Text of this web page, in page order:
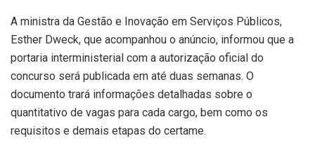
A ministra da Gestão e Inovação em Serviços Públicos,
Esther Dweck, que acompanhou o anúncio, informou que a
portaria interministerial com a autorização oficial do
concurso será publicada em até duas semanas. O
documento trará informações detalhadas sobre o
quantitativo de vagas para cada cargo, bem como os
requisitos e demais etapas do certame.